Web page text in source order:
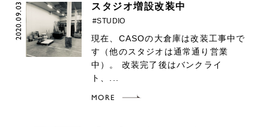
2020.09.03 スタジオ増設改装中
#STUDIO
現在、CASOの大倉庫は改装工事中で
す（他のスタジオは通常通り営業
中）。 改装完了後はバンクライ
ト、...
MORE